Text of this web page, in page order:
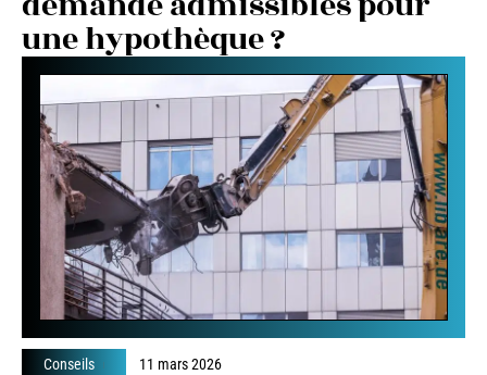
une hypothèque ?
Conseils 11 mars 2026